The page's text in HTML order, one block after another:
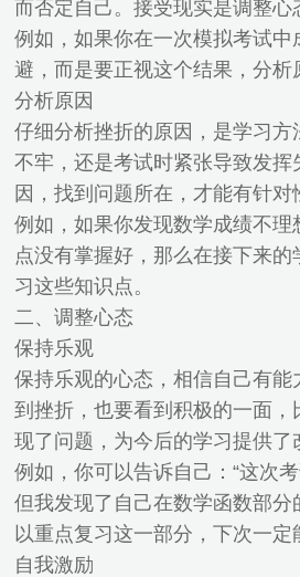
而否定自己。接受现实是调整心
例如，如果你在一次模拟考试中
避，而是要正视这个结果，分析
分析原因
仔细分析挫折的原因，是学习方
不牢，还是考试时紧张导致发挥
因，找到问题所在，才能有针对
例如，如果你发现数学成绩不理
点没有掌握好，那么在接下来的
习这些知识点。
二、调整心态
保持乐观
保持乐观的心态，相信自己有能
到挫折，也要看到积极的一面
现了问题，为今后的学习提供了
例如，你可以告诉自己：“这次
但我发现了自己在数学函数部
以重点复习这一部分，下次一定
自我激励